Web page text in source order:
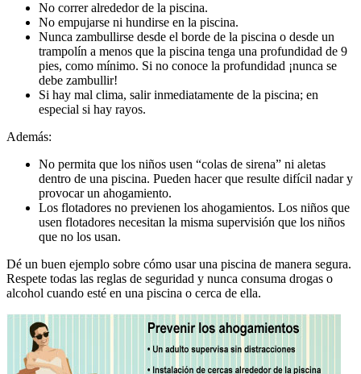
No correr alrededor de la piscina.
No empujarse ni hundirse en la piscina.
Nunca zambullirse desde el borde de la piscina o desde un
trampolín a menos que la piscina tenga una profundidad de 9
pies, como mínimo. Si no conoce la profundidad ¡nunca se
debe zambullir!
Si hay mal clima, salir inmediatamente de la piscina; en
especial si hay rayos.
Además:
No permita que los niños usen “colas de sirena” ni aletas
dentro de una piscina. Pueden hacer que resulte difícil nadar y
provocar un ahogamiento.
Los flotadores no previenen los ahogamientos. Los niños que
usen flotadores necesitan la misma supervisión que los niños
que no los usan.
Dé un buen ejemplo sobre cómo usar una piscina de manera segura.
Respete todas las reglas de seguridad y nunca consuma drogas o
alcohol cuando esté en una piscina o cerca de ella.